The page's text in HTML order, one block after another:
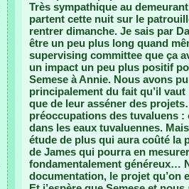
Très sympathique au
partent cette nuit sur le
rentrer dimanche. Je sais par
être un peu plus long quand
supervising committee que ça
un impact un peu plus positif
Semese à Annie. Nous avons
principalement du fait qu’il
que de leur asséner des
préoccupations des tuvaluens
dans les eaux tuvaluennes.
étude de plus qui aura coûté la
de James qui pourra en
fondamentalement généreux…
documentation, le projet qu’on